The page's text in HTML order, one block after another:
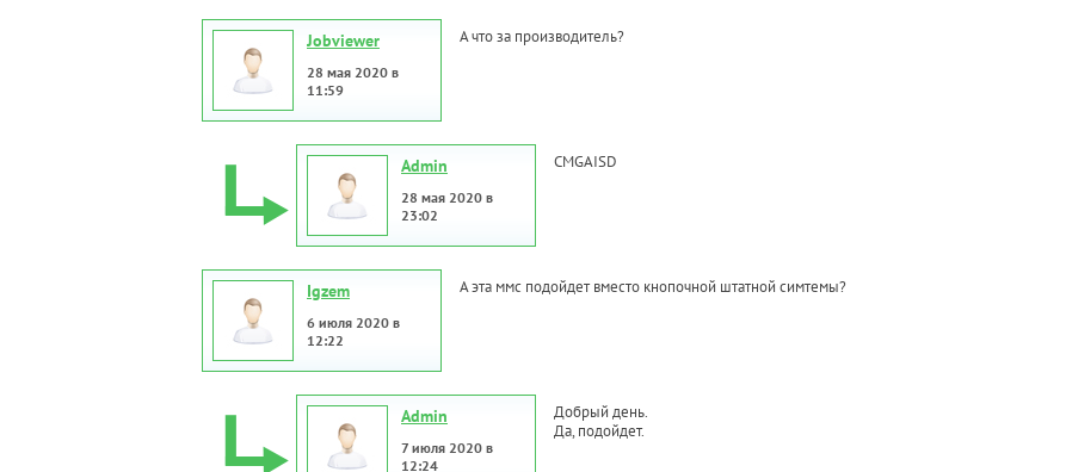
Jobviewer
28 мая 2020 в
11:59
А что за производитель?
Admin
28 мая 2020 в
23:02
CMGAISD
Igzem
6 июля 2020 в
12:22
А эта ммс подойдет вместо кнопочной штатной симтемы?
Admin
7 июля 2020 в
12:24
Добрый день.
Да, подойдет.